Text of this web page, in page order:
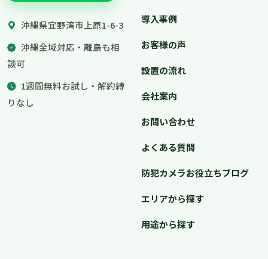
沖縄県宜野湾市上原1-6-3
沖縄全域対応・離島も相
談可
1週間無料お試し・解約縛
りなし
導入事例
お客様の声
設置の流れ
会社案内
お問い合わせ
よくある質問
防犯カメラお役立ちブログ
エリアから探す
用途から探す